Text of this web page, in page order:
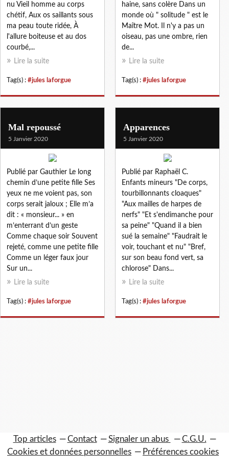
nu Vieil homme au corps
chétif, Aux os saillants sous
ma peau toute ridée, À
l'allure boiteuse et au dos
courbé,...
Lire la suite
Tag(s) : #jules laforgue
haine, sans colère Dans un
monde où " solitude " est le
Maître Mot. Il n'y a pas un
oiseau, pas une ombre, rien
de...
Lire la suite
Tag(s) : #jules laforgue
Mal repoussé
5 Janvier 2020
Publié par Gauthier Le long
chemin d’une petite fille Ses
yeux ne me voient pas, son
corps serait jaloux ; Elle m’a
dit : « monsieur... » en
m’enterrant d’un geste
Comme chaque soir Souvent
rejeté, comme une petite fille
Comme un léger faux jour
Sur un...
Lire la suite
Tag(s) : #jules laforgue
Apparences
5 Janvier 2020
Publié par Raphaël C.
Enfants mineurs "De corps,
tourbillonnants cloaques"
"Aux mailles de harpes de
nerfs" "Et s'endimanche pour
sa peine" "Quand il a bien
sué la semaine" "Faudrait le
voir, touchant et nu" "Bref,
sur son beau fond vert, sa
chlorose" Dans...
Lire la suite
Tag(s) : #jules laforgue
Top articles Contact Signaler un abus
C.G.U.
Cookies et données personnelles
Préférences cookies